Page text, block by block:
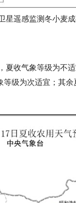
星遥感监测冬小麦
夏收气象等级为不
级为次适宜；其